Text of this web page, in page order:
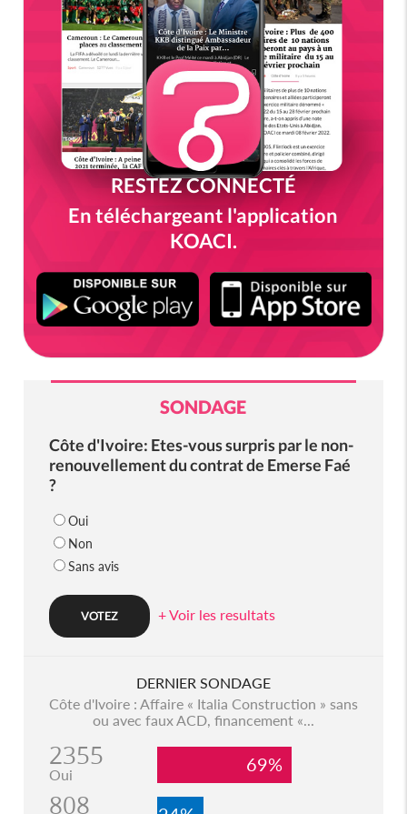
RESTEZ CONNECTÉ
En téléchargeant l'application
KOACI.
SONDAGE
Côte d'Ivoire: Etes-vous surpris par le non-
renouvellement du contrat de Emerse Faé
?
Oui
Non
Sans avis
+ Voir les resultats
DERNIER SONDAGE
Côte d'Ivoire : Affaire « Italia Construction » sans
ou avec faux ACD, financement «...
2355
Oui 69%
808